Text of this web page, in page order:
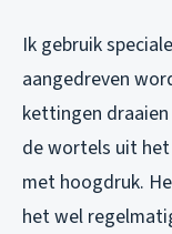
Ik gebruik
aangedreven
kettingen
de wortels uit
met hoogdruk.
het wel